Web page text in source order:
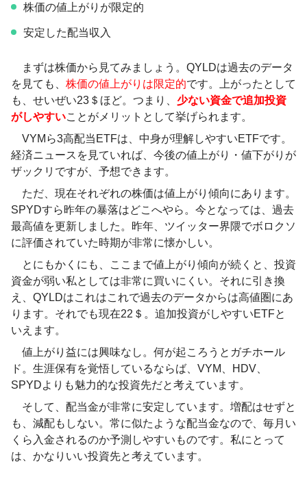
株価の値上がりが限定的
安定した配当収入
まずは株価から見てみましょう。QYLDは過去のデータ
を見ても、 株価の値上がりは限定的です。上がったとして
も、せいぜい23＄ほど。つまり、 少ない資金で追加投資
がしやすいことがメリットとして挙げられます。
VYMら3高配当ETFは、中身が理解しやすいETFです。
経済ニュースを見ていれば、今後の値上がり・値下がりが
ザックリですが、予想できます。
ただ、現在それぞれの株価は値上がり傾向にあります。
SPYDすら昨年の暴落はどこへやら。今となっては、過去
最高値を更新しました。昨年、ツイッター界隈でボロクソ
に評価されていた時期が非常に懐かしい。
とにもかくにも、ここまで値上がり傾向が続くと、投資
資金が弱い私としては非常に買いにくい。それに引き換
え、QYLDはこれはこれで過去のデータからは高値圏にあ
ります。それでも現在22＄。追加投資がしやすいETFと
いえます。
値上がり益には興味なし。何が起ころうとガチホール
ド。生涯保有を覚悟しているならば、VYM、HDV、
SPYDよりも魅力的な投資先だと考えています。
そして、配当金が非常に安定しています。増配はせずと
も、減配もしない。常に似たような配当金なので、毎月い
くら入金されるのか予測しやすいものです。私にとって
は、かなりいい投資先と考えています。